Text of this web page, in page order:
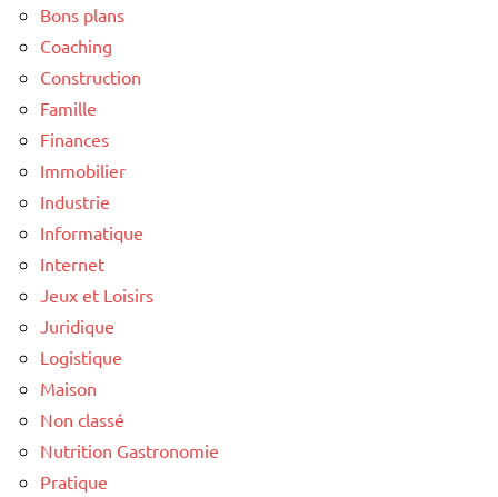
Bons plans
Coaching
Construction
Famille
Finances
Immobilier
Industrie
Informatique
Internet
Jeux et Loisirs
Juridique
Logistique
Maison
Non classé
Nutrition Gastronomie
Pratique